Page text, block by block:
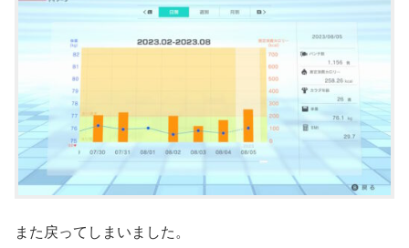
また戻ってしまいました。